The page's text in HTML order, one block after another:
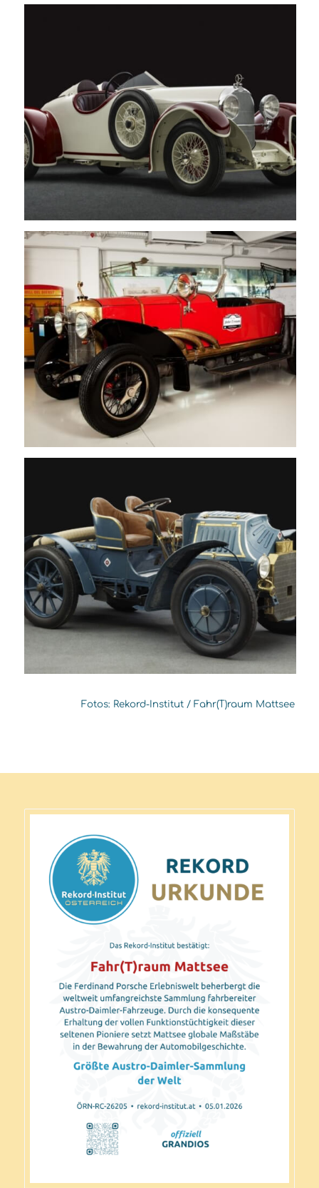
Fotos: Rekord-Institut / Fahr(T)raum Mattsee